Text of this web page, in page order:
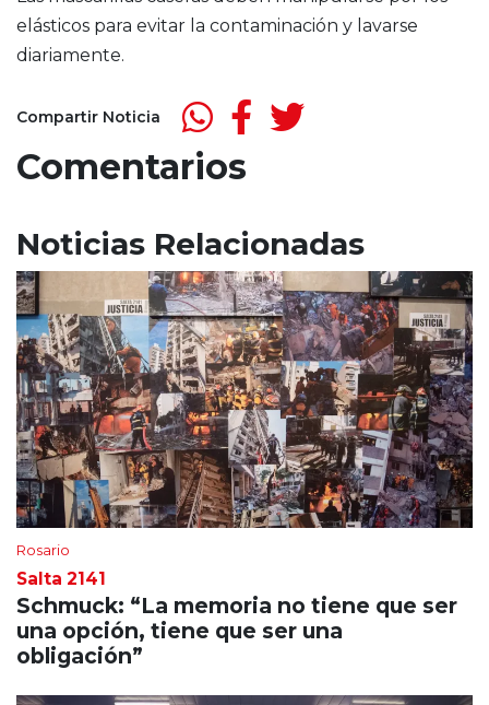
elásticos para evitar la contaminación y lavarse
diariamente.
Compartir Noticia
Comentarios
Noticias Relacionadas
Rosario
Salta 2141
Schmuck: “La memoria no tiene que ser
una opción, tiene que ser una
obligación”